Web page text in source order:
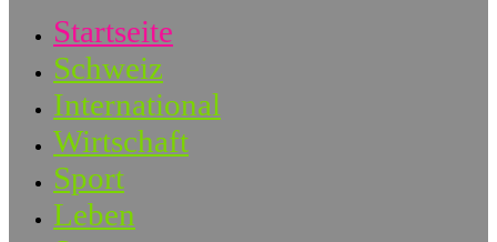
Startseite
Schweiz
International
Wirtschaft
Sport
Leben